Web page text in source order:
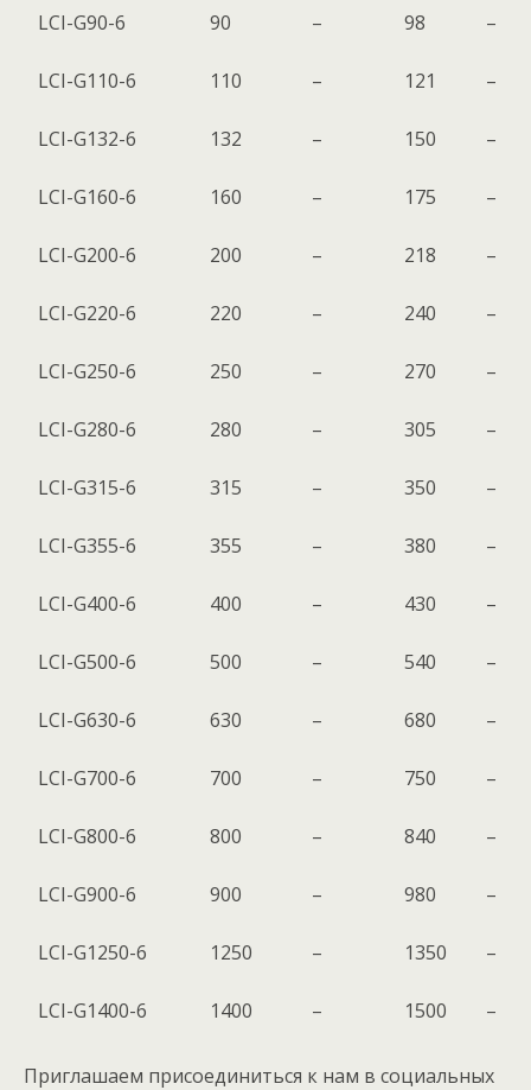
LCI-G90-6 90 – 98 –
LCI-G110-6 110 – 121 –
LCI-G132-6 132 – 150 –
LCI-G160-6 160 – 175 –
LCI-G200-6 200 – 218 –
LCI-G220-6 220 – 240 –
LCI-G250-6 250 – 270 –
LCI-G280-6 280 – 305 –
LCI-G315-6 315 – 350 –
LCI-G355-6 355 – 380 –
LCI-G400-6 400 – 430 –
LCI-G500-6 500 – 540 –
LCI-G630-6 630 – 680 –
LCI-G700-6 700 – 750 –
LCI-G800-6 800 – 840 –
LCI-G900-6 900 – 980 –
LCI-G1250-6 1250 – 1350 –
LCI-G1400-6 1400 – 1500 –
Приглашаем присоединиться к нам в социальных